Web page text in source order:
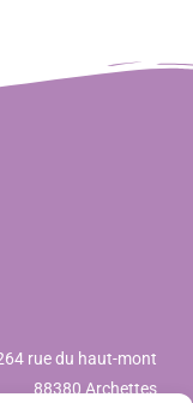
rue du haut-mont
88380 Archettes